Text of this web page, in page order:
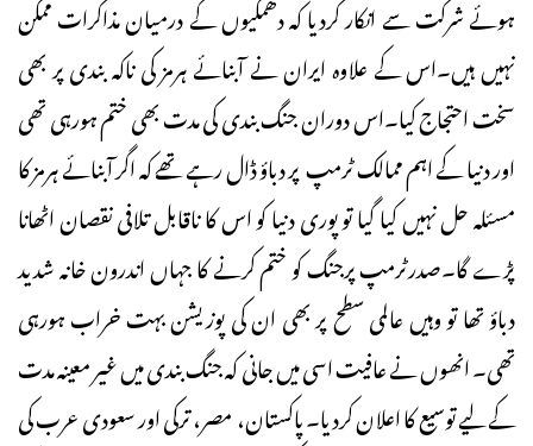
ہوئے شرکت سے انکار کردیا کہ دھمکیوں کے درمیان مذاکرات ممکن
نہیں ہیں۔اس کے علاوہ ایران نے آبنائے ہرمز کی ناکہ بندی پر بھی
سخت احتجاج کیا۔اس دوران جنگ بندی کی مدت بھی ختم ہورہی تھی
اور دنیا کے اہم ممالک ٹرمپ پر دباؤ ڈال رہے تھے کہ اگر آبنائے ہرمز کا
مسئلہ حل نہیں کیا گیا تو پوری دنیا کو اس کا ناقابل تلافی نقصان اٹھانا
پڑے گا۔صدرٹرمپ پرجنگ کو ختم کرنے کا جہاں اندرون خانہ شدید
دباؤ تھا تو وہیں عالمی سطح پر بھی ان کی پوزیشن بہت خراب ہورہی
تھی۔ انھوں نے عافیت اسی میں جانی کہ جنگ بندی میں غیر معینہ مدت
کے لیے توسیع کا اعلان کردیا۔ پاکستان، مصر، ترکی اور سعودی عرب کی